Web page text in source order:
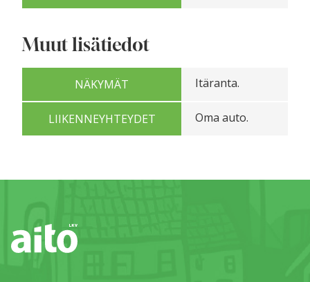
Muut lisätiedot
NÄKYMÄT Itäranta.
LIIKENNEYHTEYDET Oma auto.